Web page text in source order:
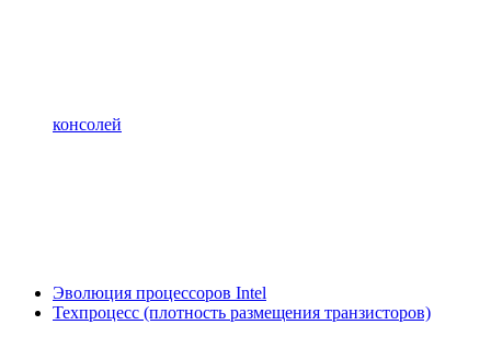
консолей
Эволюция процессоров Intel
Техпроцесс (плотность размещения транзисторов)